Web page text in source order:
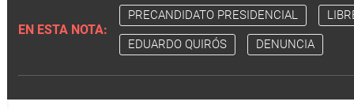
EN ESTA NOTA:
PRECANDIDATO PRESIDENCIAL
EDUARDO QUIRÓS DENUNCIA